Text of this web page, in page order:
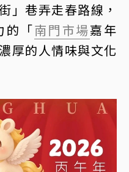
」巷弄走春路線，
的「南門市場嘉年
厚的人情味與文化